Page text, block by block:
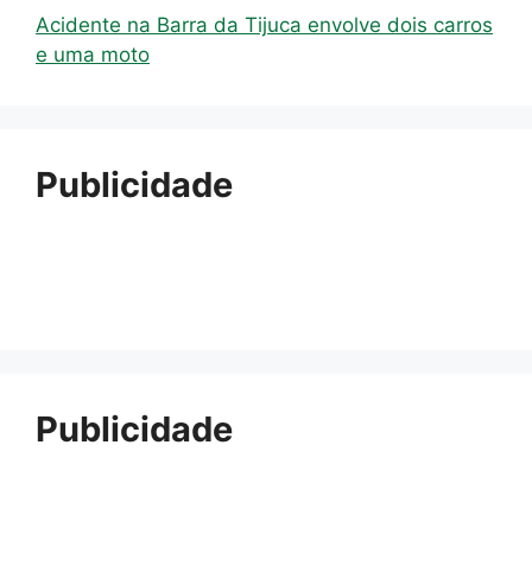
Acidente na Barra da Tijuca envolve dois carros
e uma moto
Publicidade
Publicidade